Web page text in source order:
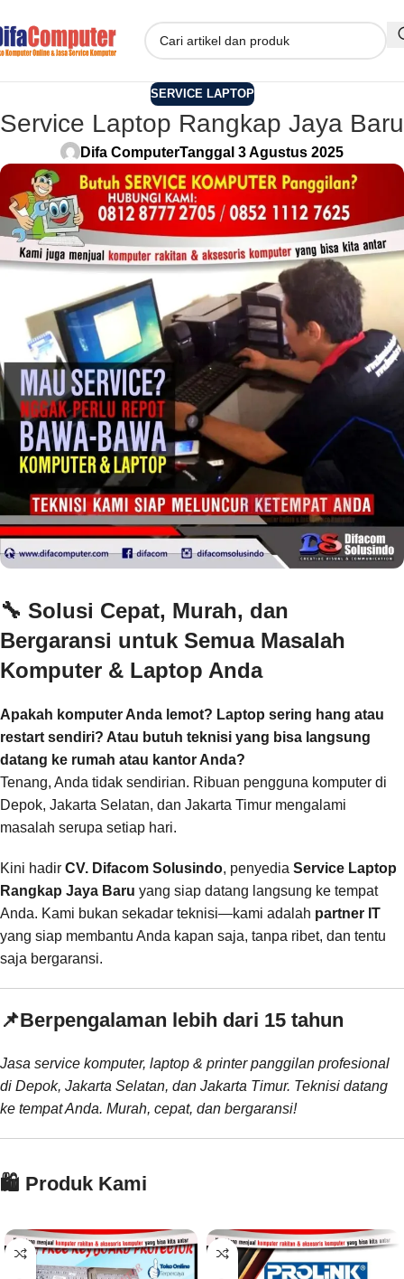
SERVICE LAPTOP
Service Laptop Rangkap Jaya Baru
Difa ComputerTanggal 3 Agustus 2025
🔧 Solusi Cepat, Murah, dan
Bergaransi untuk Semua Masalah
Komputer & Laptop Anda
Apakah komputer Anda lemot? Laptop sering hang atau
restart sendiri? Atau butuh teknisi yang bisa langsung
datang ke rumah atau kantor Anda?
Tenang, Anda tidak sendirian. Ribuan pengguna komputer di
Depok, Jakarta Selatan, dan Jakarta Timur mengalami
masalah serupa setiap hari.
Kini hadir CV. Difacom Solusindo, penyedia Service Laptop
Rangkap Jaya Baru yang siap datang langsung ke tempat
Anda. Kami bukan sekadar teknisi—kami adalah partner IT
yang siap membantu Anda kapan saja, tanpa ribet, dan tentu
saja bergaransi.
📌Berpengalaman lebih dari 15 tahun
Jasa service komputer, laptop & printer panggilan profesional
di Depok, Jakarta Selatan, dan Jakarta Timur. Teknisi datang
ke tempat Anda. Murah, cepat, dan bergaransi!
🛍️ Produk Kami